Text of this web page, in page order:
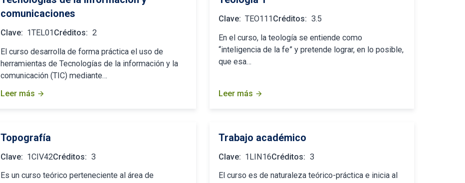
comunicaciones
Clave: 1TEL01Créditos: 2
El curso desarrolla de forma práctica el uso de
herramientas de Tecnologías de la información y la
comunicación (TIC) mediante…
Leer más arrow_forward
Clave: TEO111Créditos: 3.5
En el curso, la teología se entiende como
“inteligencia de la fe” y pretende lograr, en lo posible,
que esa…
Leer más arrow_forward
Topografía
Clave: 1CIV42Créditos: 3
Es un curso teórico perteneciente al área de
Trabajo académico
Clave: 1LIN16Créditos: 3
El curso es de naturaleza teórico-práctica e inicia al